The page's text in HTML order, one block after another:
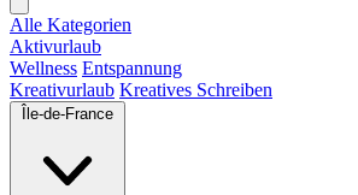
Alle Kategorien
Aktivurlaub
Wellness Entspannung
Kreativurlaub Kreatives Schreiben
Île-de-France